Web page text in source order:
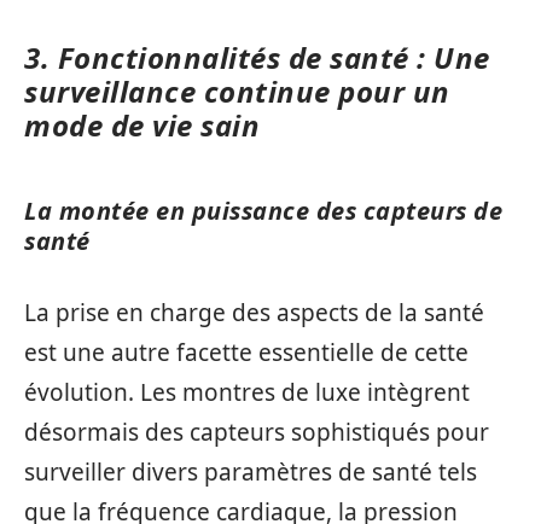
3. Fonctionnalités de santé : Une
surveillance continue pour un
mode de vie sain
La montée en puissance des capteurs de
santé
La prise en charge des aspects de la santé
est une autre facette essentielle de cette
évolution. Les montres de luxe intègrent
désormais des capteurs sophistiqués pour
surveiller divers paramètres de santé tels
que la fréquence cardiaque, la pression